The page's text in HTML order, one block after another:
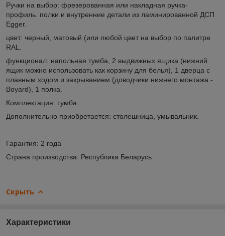
Ручки на выбор: фрезерованная или накладная ручка-
профиль. полки и внутренние детали из ламинированной ДСП
Egger.
цвет: черный, матовый (или любой цвет на выбор по палитре
RAL.
функционал: напольная тумба, 2 выдвижных ящика (нижний
ящик можно использовать как корзину для белья), 1 дверца с
плавным ходом и закрыванием (доводчики нижнего монтажа -
Boyard), 1 полка.
Комплектация: тумба.
Дополнительно приобретается: столешница, умывальник.
Гарантия: 2 года
Страна производства: Республика Беларусь
Скрыть
Характеристики